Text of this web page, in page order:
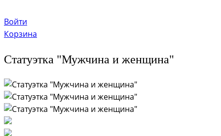
Войти
Корзина
Статуэтка "Мужчина и женщина"